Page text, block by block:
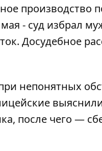
производство
- суд избрал
Досудебное
непонятных
, после чего —